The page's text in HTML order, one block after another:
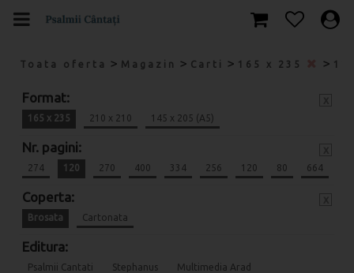
Toata oferta > Magazin > Carti > 165 x 235 >
Format:
165 x 235 210 x 210 145 x 205 (A5)
Nr. pagini:
274 120 270 400 334 256 120 80 664
Coperta:
Brosata Cartonata
Editura:
Psalmii Cantati Stephanus Multimedia Arad